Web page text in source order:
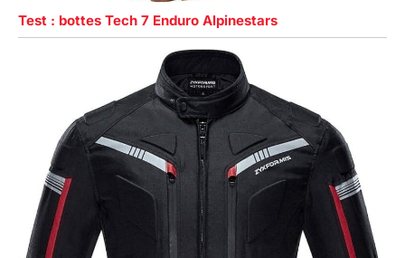
Test : bottes Tech 7 Enduro Alpinestars